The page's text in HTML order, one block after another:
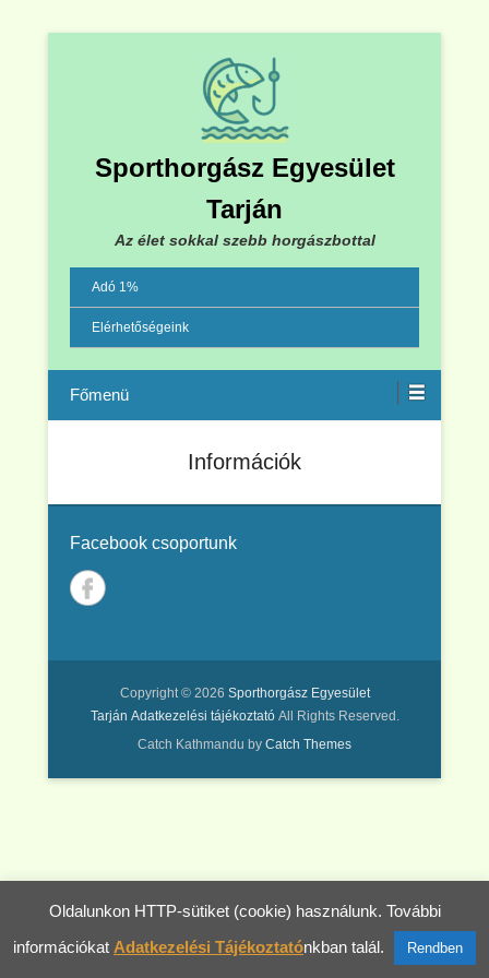
Sporthorgász Egyesület
Tarján
Az élet sokkal szebb horgászbottal
Adó 1%
Elérhetőségeink
Menu
Információk
Facebook csoportunk
Copyright © 2026 Sporthorgász Egyesület
Tarján Adatkezelési tájékoztatóAll Rights Reserved.
Catch Kathmandu by Catch Themes
Oldalunkon HTTP-sütiket (cookie) használunk. További
információkat Adatkezelési Tájékoztatónkban talál. Rendben